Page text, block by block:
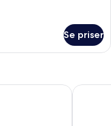
Se priser
APA